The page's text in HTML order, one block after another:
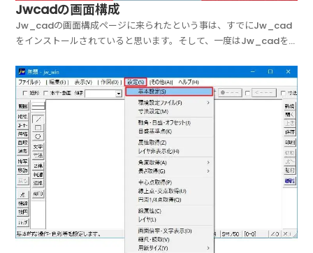
Jwcadの画面構成
Jw_cadの画面構成ページに来られたという事は、すでにJw_cad
をインストールされていると思います。そして、一度はJw_cadを
スクトップに配置されたJw_cadのショートカットキーをクリック
すれば、Jw_cadが起動して作図画面が表...